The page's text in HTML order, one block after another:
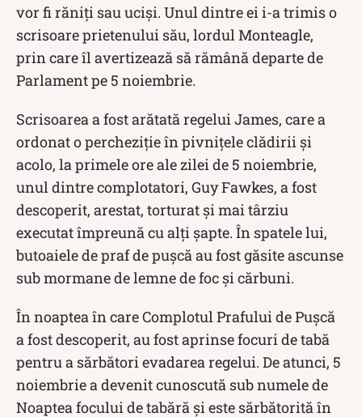
vor fi răniți sau uciși. Unul dintre ei i-a trimis o
scrisoare prietenului său, lordul Monteagle,
prin care îl avertizează să rămână departe de
Parlament pe 5 noiembrie.
Scrisoarea a fost arătată regelui James, care a
ordonat o percheziție în pivnițele clădirii și
acolo, la primele ore ale zilei de 5 noiembrie,
unul dintre complotatori, Guy Fawkes, a fost
descoperit, arestat, torturat și mai târziu
executat împreună cu alți șapte. În spatele lui,
butoaiele de praf de pușcă au fost găsite ascunse
sub mormane de lemne de foc și cărbuni.
În noaptea în care Complotul Prafului de Pușcă
a fost descoperit, au fost aprinse focuri de tabă
pentru a sărbători evadarea regelui. De atunci, 5
noiembrie a devenit cunoscută sub numele de
Noaptea focului de tabără și este sărbătorită în